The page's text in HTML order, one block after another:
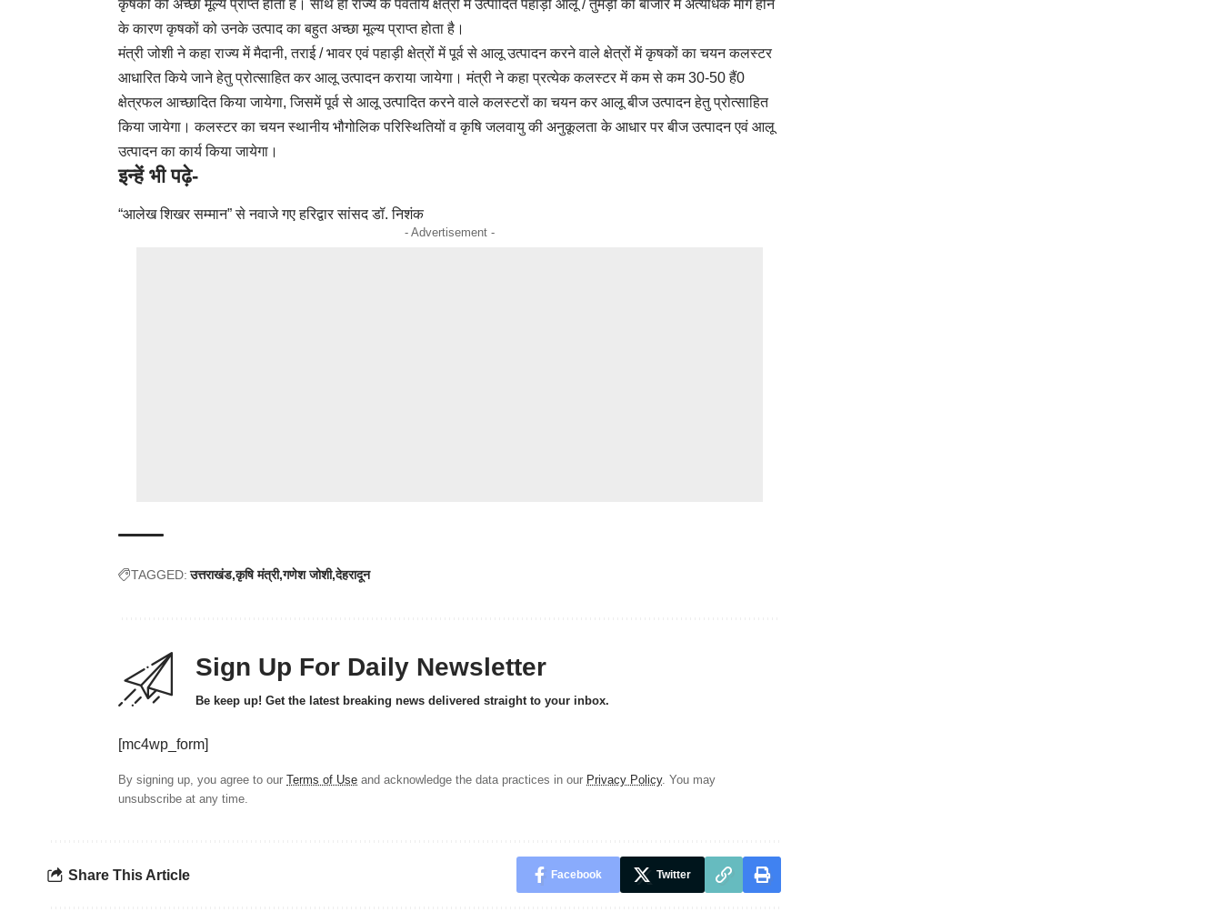
कृषकों को अच्छा मूल्य प्राप्त होता है। साथ ही राज्य के पर्वतीय क्षेत्रों में उत्पादित पहाड़ी आलू / तुमड़ी की बाजार में अत्यधिक मांग होने
के कारण कृषकों को उनके उत्पाद का बहुत अच्छा मूल्य प्राप्त होता है।
मंत्री जोशी ने कहा राज्य में मैदानी, तराई / भावर एवं पहाड़ी क्षेत्रों में पूर्व से आलू उत्पादन करने वाले क्षेत्रों में कृषकों का चयन कलस्टर
आधारित किये जाने हेतु प्रोत्साहित कर आलू उत्पादन कराया जायेगा। मंत्री ने कहा प्रत्येक कलस्टर में कम से कम 30-50 हैं0
क्षेत्रफल आच्छादित किया जायेगा, जिसमें पूर्व से आलू उत्पादित करने वाले कलस्टरों का चयन कर आलू बीज उत्पादन हेतु प्रोत्साहित
किया जायेगा। कलस्टर का चयन स्थानीय भौगोलिक परिस्थितियों व कृषि जलवायु की अनुकूलता के आधार पर बीज उत्पादन एवं आलू
उत्पादन का कार्य किया जायेगा।
इन्हें भी पढ़े-
“आलेख शिखर सम्मान” से नवाजे गए हरिद्वार सांसद डॉ. निशंक
- Advertisement -
TAGGED: उत्तराखंड कृषि मंत्री गणेश जोशी देहरादून
Sign Up For Daily Newsletter
Be keep up! Get the latest breaking news delivered straight to your inbox.
[mc4wp_form]
By signing up, you agree to our Terms of Use and acknowledge the data practices in our Privacy Policy. You may
unsubscribe at any time.
Share This Article Facebook Twitter